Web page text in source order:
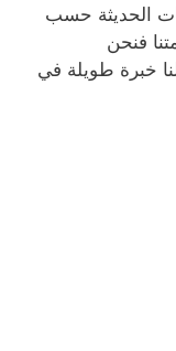
الحديثة حسب
فنحن
خبرة طويلة في